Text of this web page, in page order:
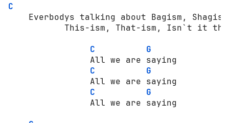
C
Everbodys talking about Bagism,
This-ism, That-ism, Isn`t it
C
G
All we are saying
C
G
All we are saying
C
G
All we are saying